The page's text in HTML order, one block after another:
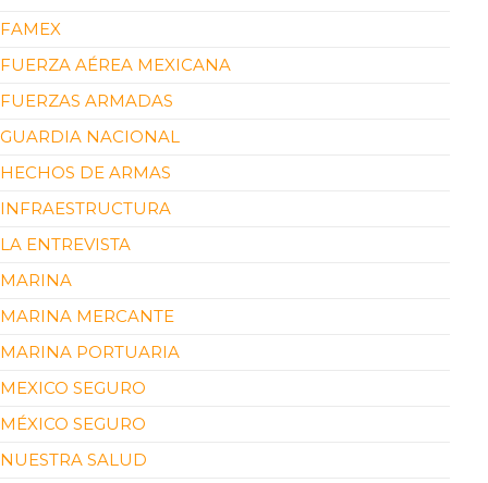
FAMEX
FUERZA AÉREA MEXICANA
FUERZAS ARMADAS
GUARDIA NACIONAL
HECHOS DE ARMAS
INFRAESTRUCTURA
LA ENTREVISTA
MARINA
MARINA MERCANTE
MARINA PORTUARIA
MEXICO SEGURO
MÉXICO SEGURO
NUESTRA SALUD